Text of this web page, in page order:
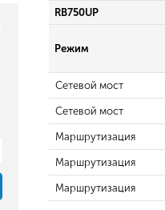
RB750UP
Режим
Сетевой мост
Сетевой мост
Маршрутизация
Маршрутизация
Маршрутизация